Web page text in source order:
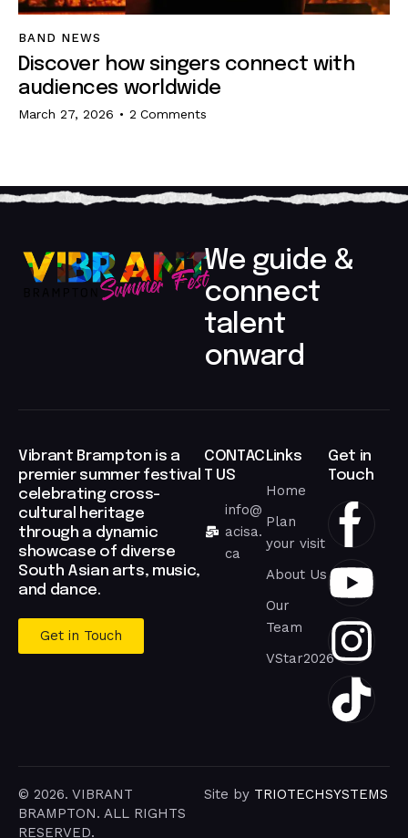
BAND NEWS
Discover how singers connect with
audiences worldwide
March 27, 2026 2 Comments
We guide &
connect
talent
onward​
Vibrant Brampton is a
premier summer festival
celebrating cross-
cultural heritage
through a dynamic
showcase of diverse
South Asian arts, music,
and dance.
Get in Touch
CONTAC
T US
info@
acisa.
ca
Links
Home
Plan
your visit
About Us
Our
Team
VStar2026
Get in
Touch
© 2026. VIBRANT
BRAMPTON. ALL RIGHTS
RESERVED.
Site by TRIOTECHSYSTEMS